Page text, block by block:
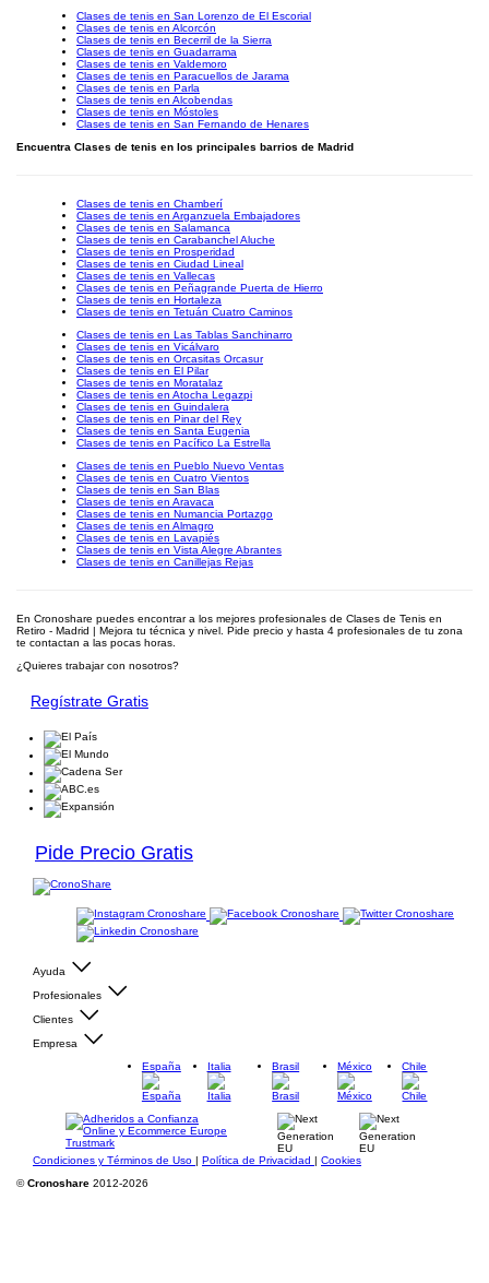
Clases de tenis en San Lorenzo de El Escorial
Clases de tenis en Alcorcón
Clases de tenis en Becerril de la Sierra
Clases de tenis en Guadarrama
Clases de tenis en Valdemoro
Clases de tenis en Paracuellos de Jarama
Clases de tenis en Parla
Clases de tenis en Alcobendas
Clases de tenis en Móstoles
Clases de tenis en San Fernando de Henares
Encuentra Clases de tenis en los principales barrios de Madrid
Clases de tenis en Chamberí
Clases de tenis en Arganzuela Embajadores
Clases de tenis en Salamanca
Clases de tenis en Carabanchel Aluche
Clases de tenis en Prosperidad
Clases de tenis en Ciudad Lineal
Clases de tenis en Vallecas
Clases de tenis en Peñagrande Puerta de Hierro
Clases de tenis en Hortaleza
Clases de tenis en Tetuán Cuatro Caminos
Clases de tenis en Las Tablas Sanchinarro
Clases de tenis en Vicálvaro
Clases de tenis en Orcasitas Orcasur
Clases de tenis en El Pilar
Clases de tenis en Moratalaz
Clases de tenis en Atocha Legazpi
Clases de tenis en Guindalera
Clases de tenis en Pinar del Rey
Clases de tenis en Santa Eugenia
Clases de tenis en Pacífico La Estrella
Clases de tenis en Pueblo Nuevo Ventas
Clases de tenis en Cuatro Vientos
Clases de tenis en San Blas
Clases de tenis en Aravaca
Clases de tenis en Numancia Portazgo
Clases de tenis en Almagro
Clases de tenis en Lavapiés
Clases de tenis en Vista Alegre Abrantes
Clases de tenis en Canillejas Rejas
En Cronoshare puedes encontrar a los mejores profesionales de Clases de Tenis en
Retiro - Madrid | Mejora tu técnica y nivel. Pide precio y hasta 4 profesionales de tu zona
te contactan a las pocas horas.
¿Quieres trabajar con nosotros?
Regístrate Gratis
Pide Precio Gratis
Ayuda
Profesionales
Clientes
Empresa
España
Italia Brasil México Chile
Condiciones y Términos de Uso | Política de Privacidad | Cookies
©Cronoshare 2012-2026